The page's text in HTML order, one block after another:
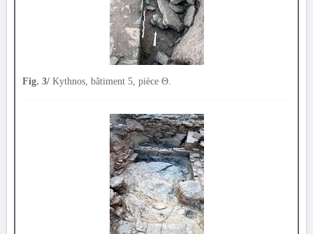
Fig. 3/ Kythnos, bâtiment 5, pièce Θ.